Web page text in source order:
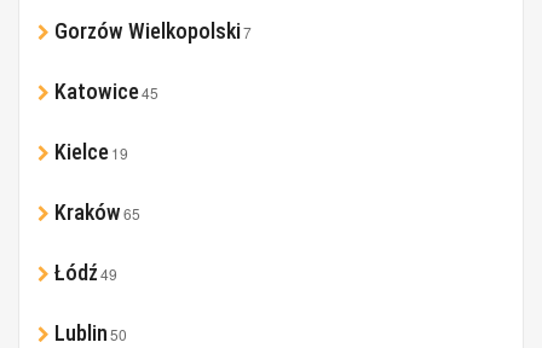
Gorzów Wielkopolski7
Katowice45
Kielce19
Kraków65
Łódź49
Lublin50